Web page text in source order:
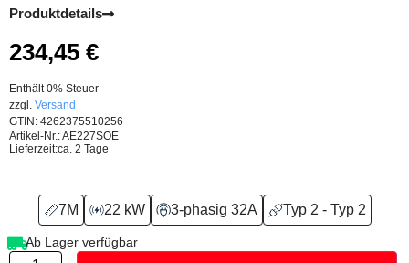
Produktdetails
234,45 €
Enthält 0% Steuer
zzgl. Versand
GTIN: 4262375510256
Artikel-Nr.: AE227SOE
Lieferzeit:ca. 2 Tage
7M 22 kW 3-phasig 32A Typ 2 - Typ 2
Ab Lager verfügbar